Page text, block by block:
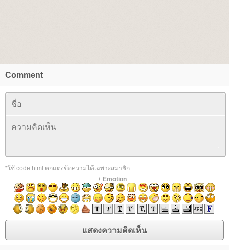
Comment
*ใช้ code html ตกแต่งข้อความได้เฉพาะสมาชิก
+ Emotion+